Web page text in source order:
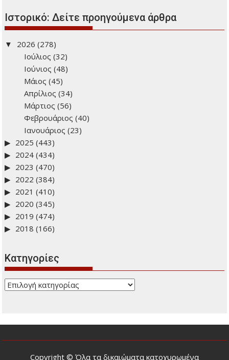
Ιστορικό: Δείτε προηγούμενα άρθρα
2026(278)
Ιούλιος(32)
Ιούνιος(48)
Μάιος(45)
Απρίλιος
Μάρτιος
Φεβρουάριος
Ιανουάριος
2025 (443)
2024 (434)
2023 (470)
(410)
2020(345)
2019(474)
2018(166)